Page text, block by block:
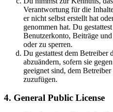
Verantwortung für die
er nicht selbst erstellt hat
genommen hat. Du
Benutzerkonto, Beiträge
oder zu sperren.
Du gestattest dem Betreiber
abzuändern, sofern sie
geeignet sind, dem
zuzufügen.
4. General Public License